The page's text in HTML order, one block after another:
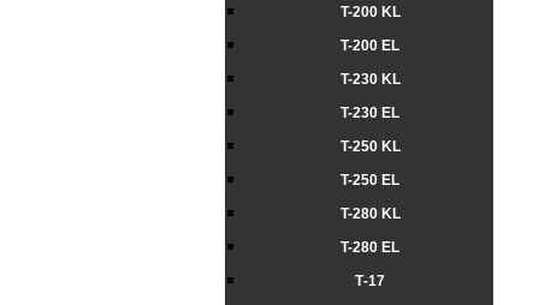
T-200 KL
T-200 ЕL
T-230 KL
T-230 ЕL
T-250 KL
T-250 ЕL
T-280 KL
T-280 ЕL
Т-17